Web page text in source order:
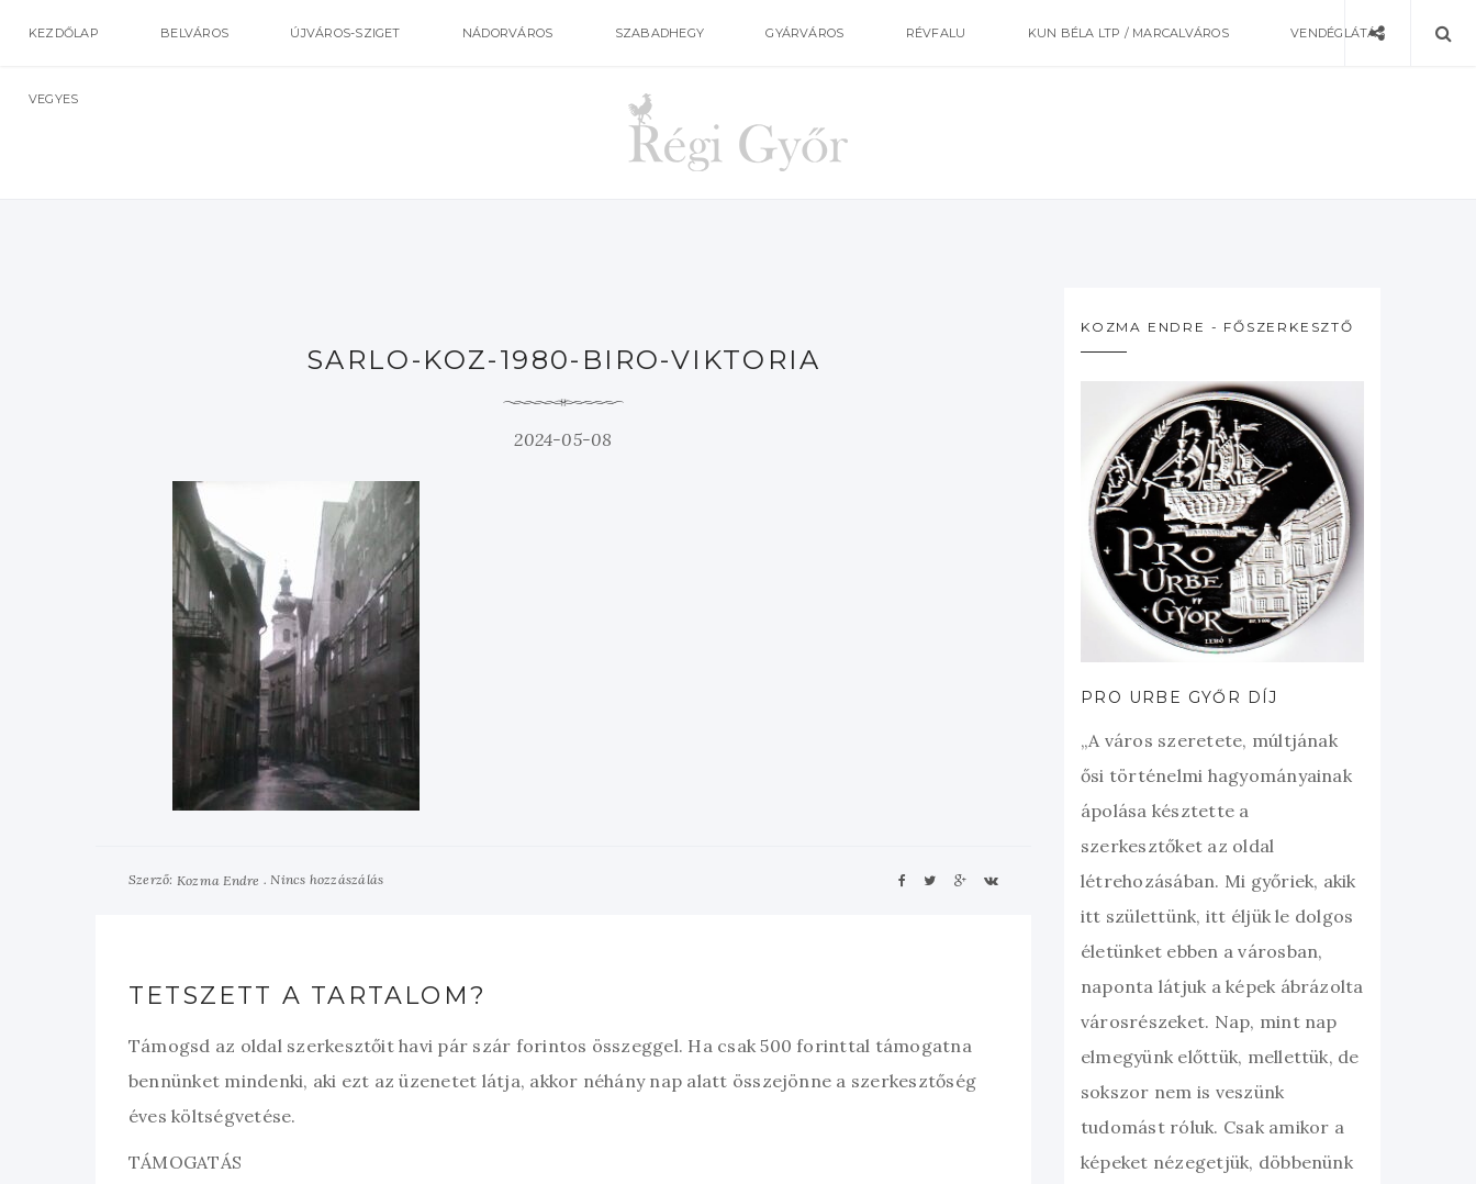
KEZDŐLAP BELVÁROS ÚJVÁROS-SZIGET NÁDORVÁROS SZABADHEGY GYÁRVÁROS RÉVFALU KUN BÉLA LTP / MARCALVÁROS VENDÉGLÁTÁS
VEGYES
SARLO-KOZ-1980-BIRO-VIKTORIA
2024-05-08
Szerző: Kozma Endre Nincs hozzászálás
TETSZETT A TARTALOM?
Támogsd az oldal szerkesztőit havi pár szár forintos összeggel. Ha csak 500 forinttal támogatna
bennünket mindenki, aki ezt az üzenetet látja, akkor néhány nap alatt összejönne a szerkesztőség
éves költségvetése.
TÁMOGATÁS
KOZMA ENDRE - FŐSZERKESZTŐ
PRO URBE GYŐR DÍJ
„A város szeretete, múltjának
ősi történelmi hagyományainak
ápolása késztette a
szerkesztőket az oldal
létrehozásában. Mi győriek, akik
itt születtünk, itt éljük le dolgos
életünket ebben a városban,
naponta látjuk a képek ábrázolta
városrészeket. Nap, mint nap
elmegyünk előttük, mellettük, de
sokszor nem is veszünk
tudomást róluk. Csak amikor a
képeket nézegetjük, döbbenünk